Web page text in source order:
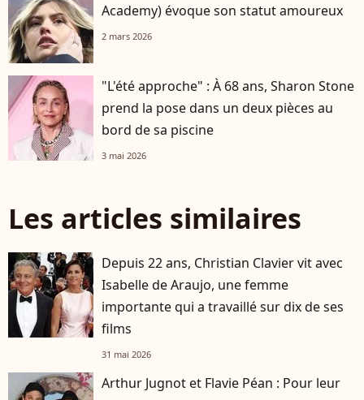
Academy) évoque son statut amoureux
2 mars 2026
"L'été approche" : À 68 ans, Sharon Stone
prend la pose dans un deux pièces au
bord de sa piscine
3 mai 2026
Les articles similaires
Depuis 22 ans, Christian Clavier vit avec
Isabelle de Araujo, une femme
importante qui a travaillé sur dix de ses
films
31 mai 2026
Arthur Jugnot et Flavie Péan : Pour leur